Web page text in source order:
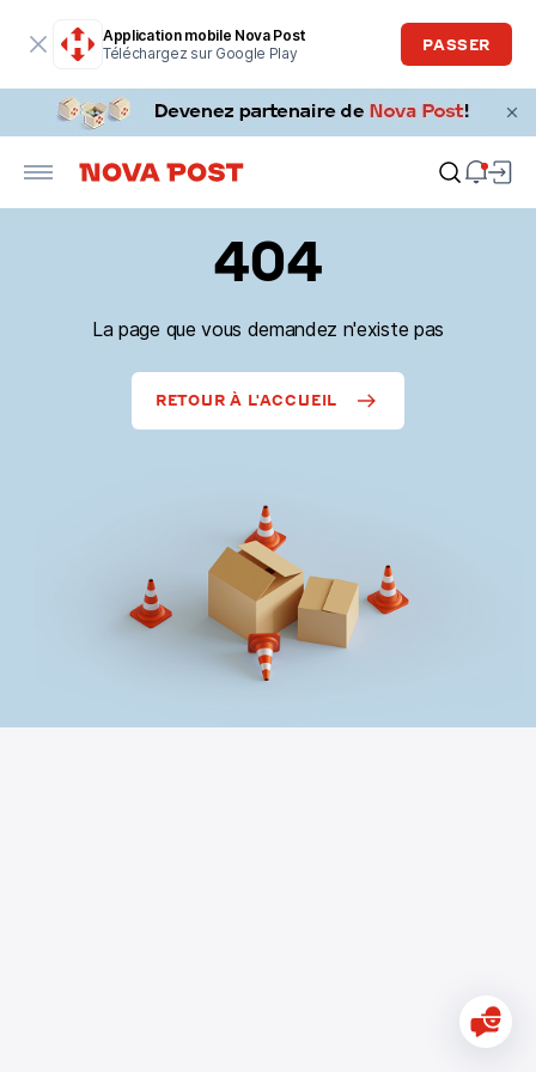
Application mobile Nova Post
Téléchargez sur Google Play
PASSER
404
La page que vous demandez n'existe pas
RETOUR À L'ACCUEIL